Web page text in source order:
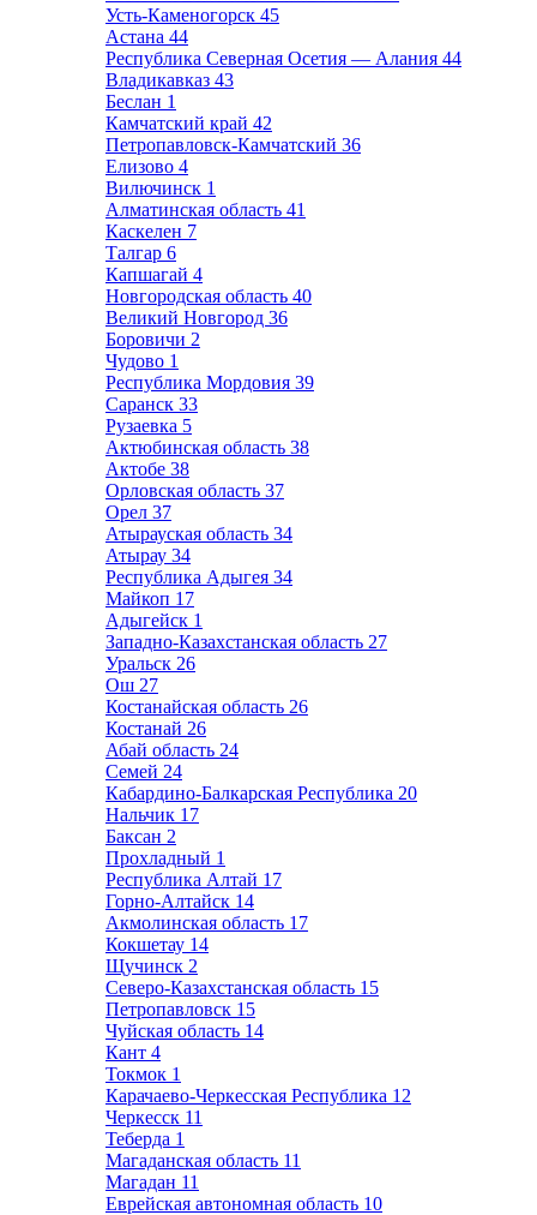
Усть-Каменогорск 45
Астана 44
Республика Северная Осетия — Алания 44
Владикавказ 43
Беслан 1
Камчатский край 42
Петропавловск-Камчатский 36
Елизово 4
Вилючинск 1
Алматинская область 41
Каскелен 7
Талгар 6
Капшагай 4
Новгородская область 40
Великий Новгород 36
Боровичи 2
Чудово 1
Республика Мордовия 39
Саранск 33
Рузаевка 5
Актюбинская область 38
Актобе 38
Орловская область 37
Орел 37
Атырауская область 34
Атырау 34
Республика Адыгея 34
Майкоп 17
Адыгейск 1
Западно-Казахстанская область 27
Уральск 26
Ош 27
Костанайская область 26
Костанай 26
Абай область 24
Семей 24
Кабардино-Балкарская Республика 20
Нальчик 17
Баксан 2
Прохладный 1
Республика Алтай 17
Горно-Алтайск 14
Акмолинская область 17
Кокшетау 14
Щучинск 2
Северо-Казахстанская область 15
Петропавловск 15
Чуйская область 14
Кант 4
Токмок 1
Карачаево-Черкесская Республика 12
Черкесск 11
Теберда 1
Магаданская область 11
Магадан 11
Еврейская автономная область 10